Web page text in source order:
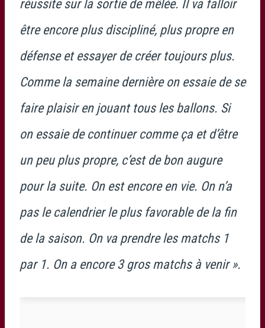
réussite sur la sortie de mêlée. Il va falloir
être encore plus discipliné, plus propre en
défense et essayer de créer toujours plus.
Comme la semaine dernière on essaie de se
faire plaisir en jouant tous les ballons. Si
on essaie de continuer comme ça et d’être
un peu plus propre, c’est de bon augure
pour la suite. On est encore en vie. On n’a
pas le calendrier le plus favorable de la fin
de la saison. On va prendre les matchs 1
par 1. On a encore 3 gros matchs à venir ».